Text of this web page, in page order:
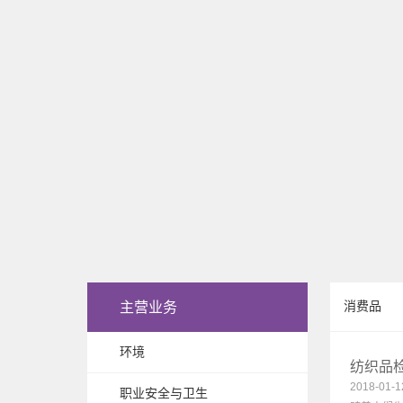
主营业务
环境
职业安全与卫生
消费品
纺织品
2018-01-